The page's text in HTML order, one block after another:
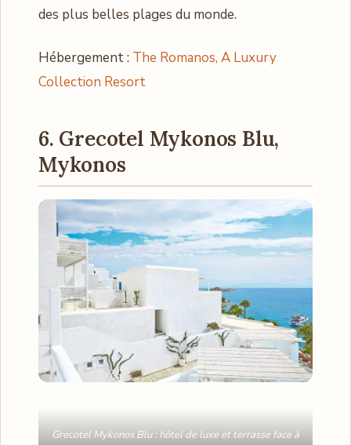
des plus belles plages du monde.
Hébergement : The Romanos, A Luxury
Collection Resort
6. Grecotel Mykonos Blu,
Mykonos
Grecotel Mykonos Blu : hôtel de luxe et terrasse face à